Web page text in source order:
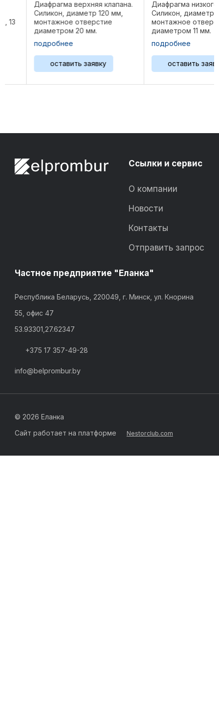
Диафрагма верхняя клапана.
Силикон, диаметр 120 мм,
монтажное отверстие
диаметром 20 мм.
Применяемость: Waukesha
8L-AT25GL / AT27GL, 12V-
AT25GL / AT27GL, F18G,
F18GL/GLD, H24G, H24GL/GLD,
2895GL, ...
подробнее
оставить заявку
Диафрагма низкого
Силикон, диаметр 120
монтажное отверстие
диаметром 11 мм.
Применяемость:
8L-AT25GL / AT27GL,
AT25GL / AT27GL, F18G,
F18GL/GLD, H24G,
2895GL, ...
подробнее
оставить заявку
Ссылки и сервис
О компании
Новости
Контакты
Отправить запрос
Частное предприятие "Еланка"
Республика Беларусь, 220049, г. Минск, ул. Кнорина
55, офис 47
53.93301,27.62347
+375 17 357-49-28
info@belprombur.by
© 2026 Еланка
Сайт работает на платформе
Nestorclub.com